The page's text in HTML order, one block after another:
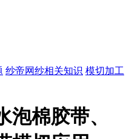
纱帝网纱相关知识 模切加工
泡棉胶带、